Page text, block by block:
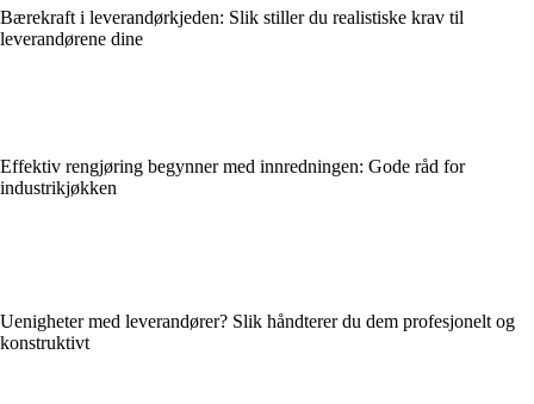
Bærekraft i leverandørkjeden: Slik stiller du realistiske krav til
leverandørene dine
Effektiv rengjøring begynner med innredningen: Gode råd for
industrikjøkken
Uenigheter med leverandører? Slik håndterer du dem profesjonelt og
konstruktivt